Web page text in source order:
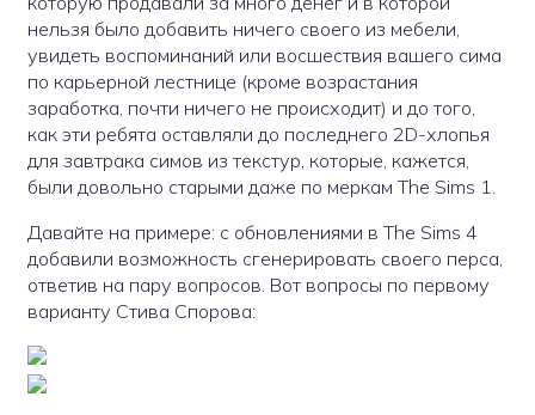
нельзя было добавить ничего своего из мебели,
увидеть воспоминаний или восшествия вашего сима
по карьерной лестнице (кроме возрастания
заработка, почти ничего не происходит) и до того,
как эти ребята оставляли до последнего 2D-хлопья
для завтрака симов из текстур, которые, кажется,
были довольно старыми даже по меркам The Sims 1.
Давайте на примере: с обновлениями в The Sims 4
добавили возможность сгенерировать своего перса,
ответив на пару вопросов. Вот вопросы по первому
варианту Стива Спорова: